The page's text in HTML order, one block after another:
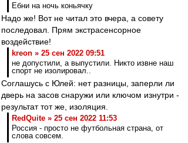
Ебни на ночь коньячку
Надо же! Вот не читал это вчера, а совету
последовал. Прям экстрасенсорное
воздействие!
kreon » 25 сен 2022 09:51
не допустили, а выпустили. Никто извне наш
спорт не изолировал..
Соглашусь с Юлей: нет разницы, заперли ли
дверь на засов снаружи или ключом изнутри -
результат тот же, изоляция.
RedQuite » 25 сен 2022 11:53
Россия - просто не футбольная страна, от
слова совсем.